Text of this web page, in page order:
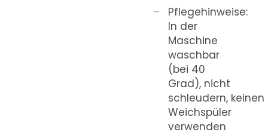
Pflegehinweise:
In der
Maschine
waschbar
(bei 40
Grad), nicht
schleudern, keinen
Weichspüler
verwenden